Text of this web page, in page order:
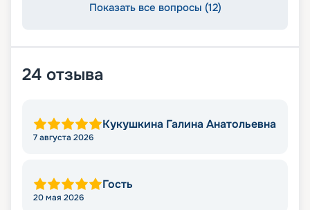
Показать все вопросы (12)
24 отзыва
Кукушкина Галина Анатольевна
7 августа 2026
Гость
20 мая 2026